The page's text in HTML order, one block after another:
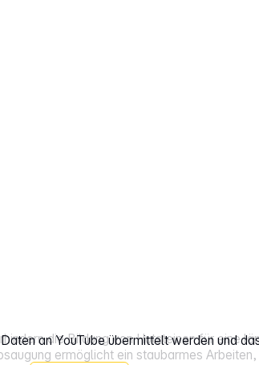
an YouTube übermittelt werden und
die Bildung von Hutsteinen für eine
ermöglicht ein staubarmes